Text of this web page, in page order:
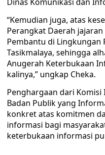
Dinas Komunikasi dan
“Kemudian juga, atas
Perangkat Daerah jajaran
Pembantu di Lingkungan
Tasikmalaya, sehingga
Anugerah Keterbukaan
kalinya,” ungkap Cheka.
Penghargaan dari Komisi
Badan Publik yang
konkret atas komitmen
informasi bagi
keterbukaan informasi